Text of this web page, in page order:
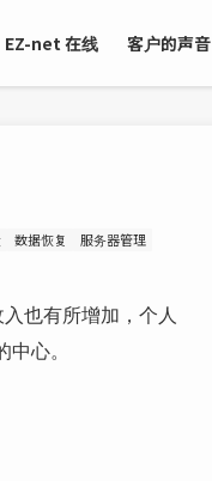
EZ-net 在线 客户的声音
数据恢复
服务器管理
也有所增加，个人
心。